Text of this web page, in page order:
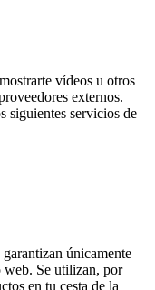
vídeos u otros
externos.
siguientes servicios de
únicamente
web. Se utilizan, por
en tu cesta de la